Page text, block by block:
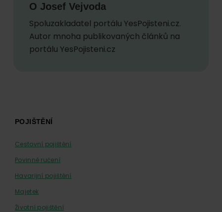
O Josef Vejvoda
Spoluzakladatel portálu YesPojisteni.cz.
Autor mnoha publikovaných článků na
portálu YesPojisteni.cz
FooterPOJIŠTĚNÍ
Cestovní pojištění
Povinné ručení
Havarijní pojištění
Majetek
Životní pojištění